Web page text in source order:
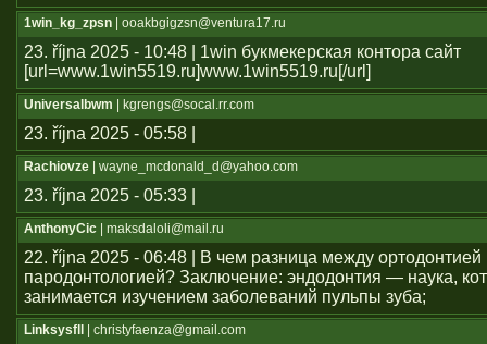
1win_kg_zpsn | ooakbgigzsn@ventura17.ru
23. října 2025 - 10:48 | 1win букмекерская контора сайт
[url=www.1win5519.ru]www.1win5519.ru[/url]
Universalbwm | kgrengs@socal.rr.com
23. října 2025 - 05:58 |
Rachiovze | wayne_mcdonald_d@yahoo.com
23. října 2025 - 05:33 |
AnthonyCic | maksdaloli@mail.ru
22. října 2025 - 06:48 | В чем разница между ортодонтией
пародонтологией? Заключение: эндодонтия — наука,
занимается изучением заболеваний пульпы зуба;
Linksysfll | christyfaenza@gmail.com